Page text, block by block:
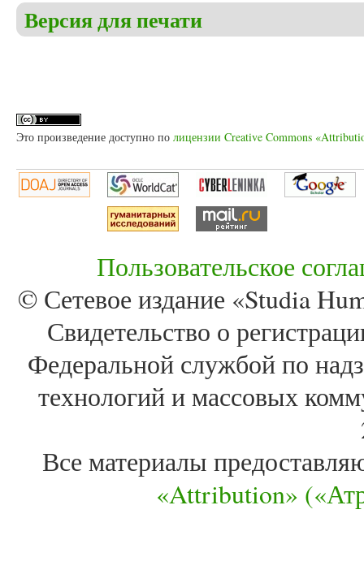
Версия для печати
Это произведение доступно по лицензии Creative Commons
Пользовательское
© Сетевое издание «Studia
Свидетельство о
Федеральной службой по
технологий и массовых
Все материалы
«Attribution»